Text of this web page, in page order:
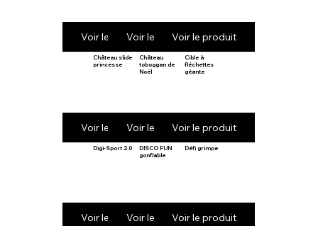
Voir le produitVoir le produitVoir le produit
Château slide
princesse
Voir le produit
Château
toboggan de
Noël
Voir le produit
Cible à
fléchettes
géante
Voir le produit
Digi-Sport 2.0
Voir le produit
DISCO FUN
gonflable
Voir le produit
Défi grimpe
Voir le produit